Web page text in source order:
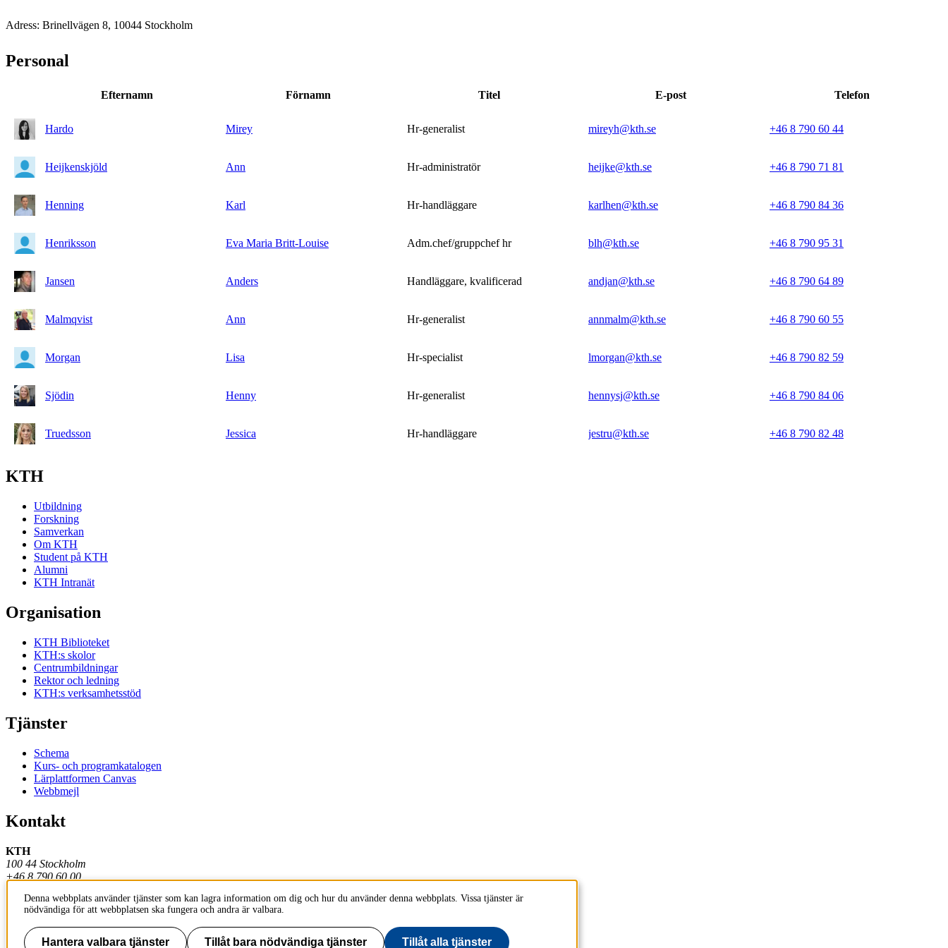
Adress: Brinellvägen 8, 10044 Stockholm
Personal
Efternamn Förnamn Titel E-post Telefon
Hardo Mirey Hr-generalist mireyh@kth.se +46 8 790 60 44
Heijkenskjöld Ann Hr-administratör heijke@kth.se +46 8 790 71 81
Henning Karl Hr-handläggare karlhen@kth.se +46 8 790 84 36
Henriksson Eva Maria Britt-Louise Adm.chef/gruppchef hr blh@kth.se +46 8 790 95 31
Jansen Anders Handläggare, kvalificerad andjan@kth.se +46 8 790 64 89
Malmqvist Ann Hr-generalist annmalm@kth.se +46 8 790 60 55
Morgan Lisa Hr-specialist lmorgan@kth.se +46 8 790 82 59
Sjödin Henny Hr-generalist hennysj@kth.se +46 8 790 84 06
Truedsson Jessica Hr-handläggare jestru@kth.se +46 8 790 82 48
KTH
Utbildning
Forskning
Samverkan
Om KTH
Student på KTH
Alumni
KTH Intranät
Organisation
KTH Biblioteket
KTH:s skolor
Centrumbildningar
Rektor och ledning
KTH:s verksamhetsstöd
Tjänster
Schema
Kurs- och programkatalogen
Lärplattformen Canvas
Webbmejl
Kontakt
KTH
100 44 Stockholm
+46 8 790 60 00
Kontakta KTH
Jobba på KTH
Press och media
Faktura och betalning KTH
Denna webbplats använder tjänster som kan lagra information om dig och hur du använder denna webbplats. Vissa tjänster är
nödvändiga för att webbplatsen ska fungera och andra är valbara.
Hantera valbara tjänster Tillåt bara nödvändiga tjänster Tillåt alla tjänster